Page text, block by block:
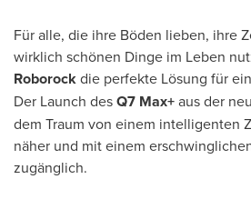
Für alle, die ihre Böden lieben, ihre
wirklich schönen Dinge im Leben
Roborockdie perfekte Lösung für
Der Launch desQ7 Max+aus der
dem Traum von einem intelligenten
näher und mit einem
zugänglich.